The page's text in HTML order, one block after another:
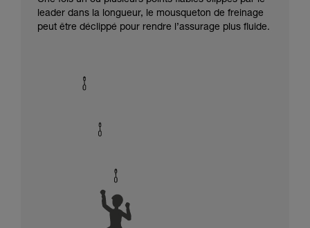
leader dans la longueur, le mousqueton de freinage
peut être déclippé pour rendre l’assurage plus fluide.